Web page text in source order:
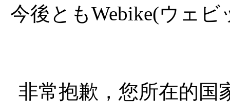
今後ともWebike(ウェ
非常抱歉，您所在的国